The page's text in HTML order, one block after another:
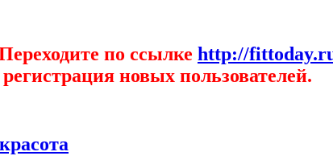
по ссылке http://
новых пользователей.